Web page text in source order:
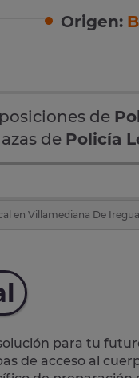
Origen:
de
de Policía
en Villamediana De
para tu
de acceso al